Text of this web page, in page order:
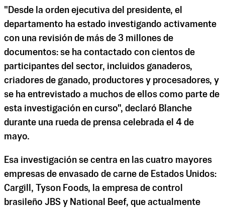
"Desde la orden ejecutiva del presidente, el
departamento ha estado investigando activamente
con una revisión de más de 3 millones de
documentos: se ha contactado con cientos de
participantes del sector, incluidos ganaderos,
criadores de ganado, productores y procesadores, y
se ha entrevistado a muchos de ellos como parte de
esta investigación en curso", declaró Blanche
durante una rueda de prensa celebrada el 4 de
mayo.
Esa investigación se centra en las cuatro mayores
empresas de envasado de carne de Estados Unidos:
Cargill, Tyson Foods, la empresa de control
brasileño JBS y National Beef, que actualmente